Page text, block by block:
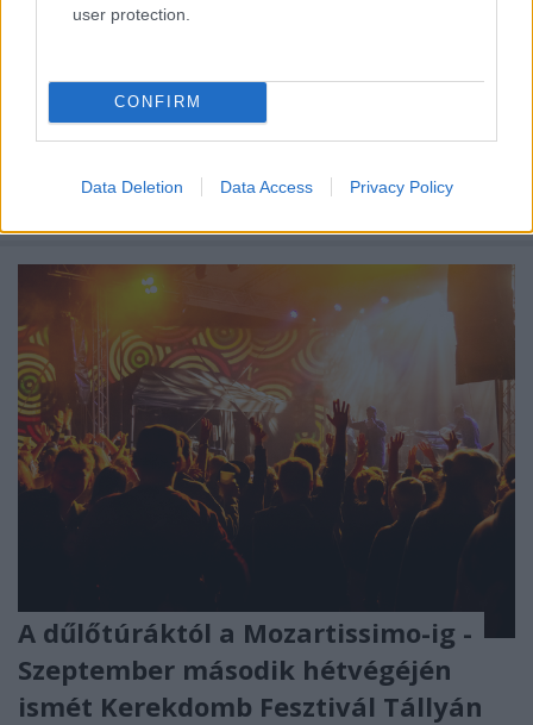
user protection.
CONFIRM
Data Deletion Data Access Privacy Policy
alkalommal megrendezettKerekdomb Fesztivál
A dűlőtúráktól a Mozartissimo-ig -
Szeptember második hétvégéjén
ismét Kerekdomb Fesztivál Tállyán